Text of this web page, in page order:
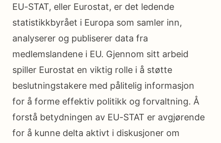
EU-STAT, eller Eurostat, er det ledende
statistikkbyrået i Europa som samler inn,
analyserer og publiserer data fra
medlemslandene i EU. Gjennom sitt arbeid
spiller Eurostat en viktig rolle i å støtte
beslutningstakere med pålitelig informasjon
for å forme effektiv politikk og forvaltning. Å
forstå betydningen av EU-STAT er avgjørende
for å kunne delta aktivt i diskusjoner om